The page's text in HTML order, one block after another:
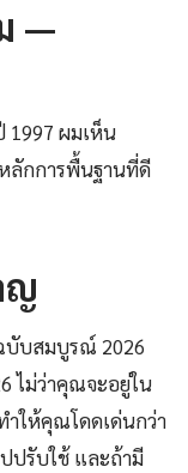
—
1997 ผมเห็น
ลักการพื้นฐานที่ดี
ญ
บับสมบูรณ์ 2026
ไม่ว่าคุณจะอยู่ใน
ำให้คุณโดดเด่นกว่า
ปรับใช้ และถ้ามี